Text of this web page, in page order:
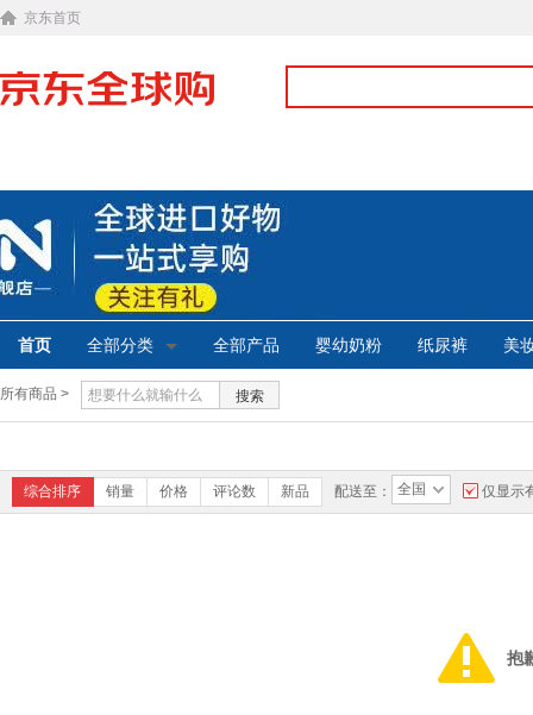
京东首页
首页 全部分类 全部产品 婴幼奶粉 纸尿裤 美
所有商品 > 搜索
综合排序 销量 价格 评论数 新品 配送至： 全国 仅显示
抱